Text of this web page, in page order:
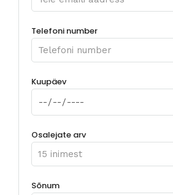
Telefoni number
Kuupäev
Osalejate arv
Sõnum